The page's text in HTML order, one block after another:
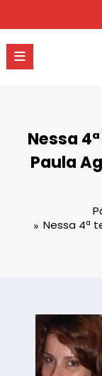
o
conteúdo
Nessa
Paula
Nessa 4ª